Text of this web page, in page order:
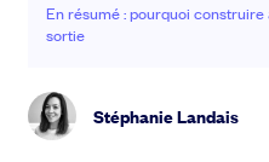
En résumé : pourquoi
sortie
Stéphanie Landais